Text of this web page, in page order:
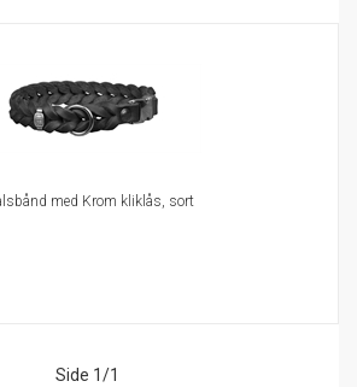
med Krom kliklås, sort
Side 1/1